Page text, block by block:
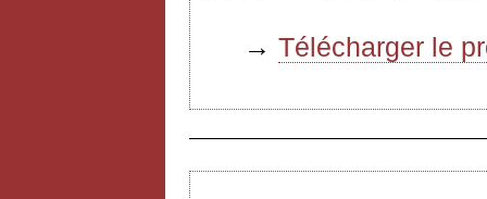
→Télécharger le